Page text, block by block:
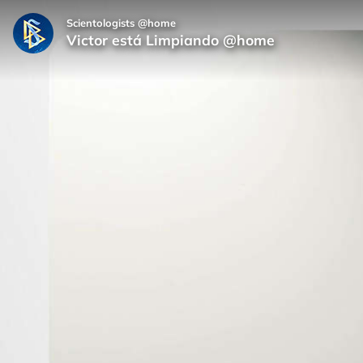
Scientologists @home
Victor está Limpiando @home